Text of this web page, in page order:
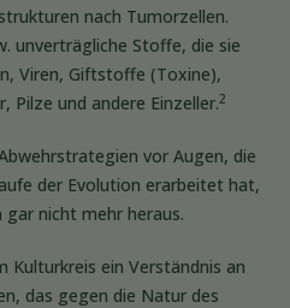
nach Tumorzellen.
unverträgliche Stoffe, die sie
Viren, Giftstoffe (Toxine),
Pilze und andere Einzeller.2
vor Augen, die
der Evolution erarbeitet hat,
nicht mehr heraus.
Kulturkreis ein Verständnis an
das gegen die Natur des